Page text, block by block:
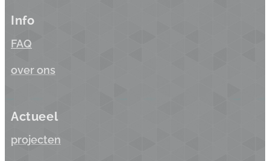
Info
FAQ
over ons
Actueel
projecten